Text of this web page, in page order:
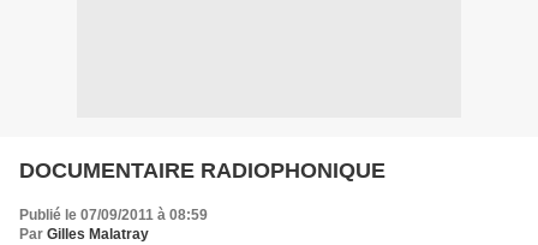
DOCUMENTAIRE RADIOPHONIQUE
Publié le 07/09/2011 à 08:59
Par Gilles Malatray